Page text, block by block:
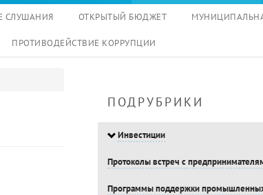
СЛУШАНИЯ ОТКРЫТЫЙ БЮДЖЕТ
ПРОТИВОДЕЙСТВИЕ КОРРУПЦИИ
ПОДРУБРИКИ
Инвестиции
Протоколы встреч с
Программы поддержки